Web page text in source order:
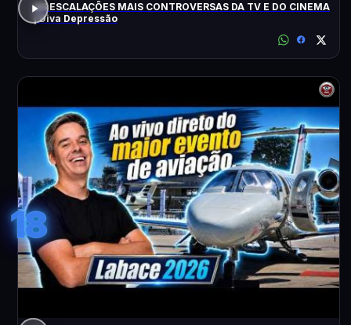
AS ESCALAÇÕES MAIS CONTROVERSAS DA TV E DO CINEMA
| Diva Depressão
18